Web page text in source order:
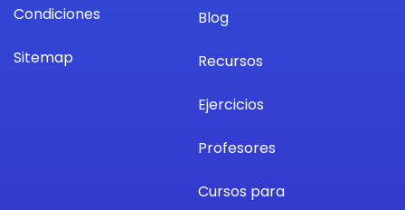
Condiciones
Sitemap
Blog
Recursos
Ejercicios
Profesores
Cursos para